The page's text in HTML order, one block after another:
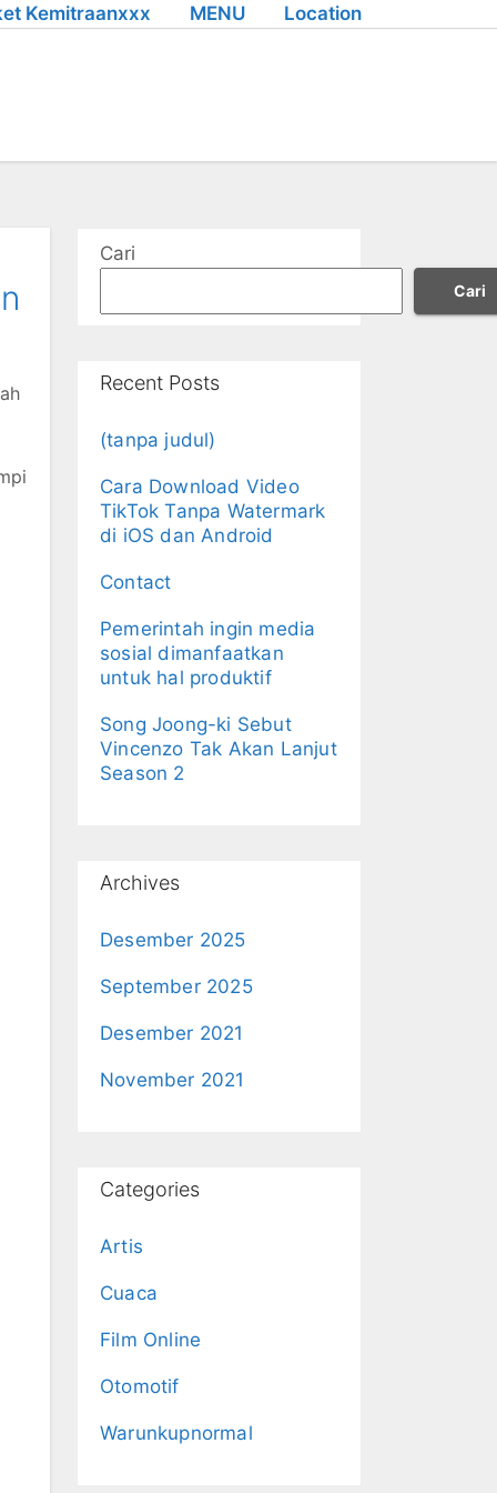
Kemitraanxxx MENU Location
Cari
Cari
Recent Posts
(tanpa judul)
Cara Download Video
TikTok Tanpa Watermark
di iOS dan Android
Contact
Pemerintah ingin media
sosial dimanfaatkan
untuk hal produktif
Song Joong-ki Sebut
Vincenzo Tak Akan Lanjut
Season 2
Archives
Desember 2025
September 2025
Desember 2021
November 2021
Categories
Artis
Cuaca
Film Online
Otomotif
Warunkupnormal